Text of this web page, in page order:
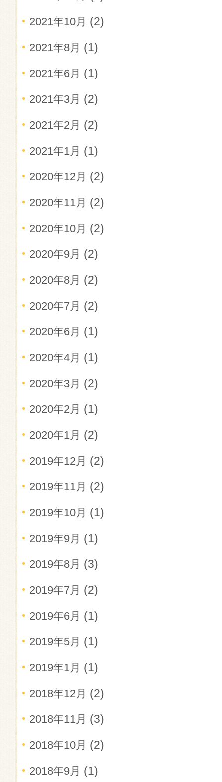
2021年10月 (2)
2021年8月 (1)
2021年6月 (1)
2021年3月 (2)
2021年2月 (2)
2021年1月 (1)
2020年12月 (2)
2020年11月 (2)
2020年10月 (2)
2020年9月 (2)
2020年8月 (2)
2020年7月 (2)
2020年6月 (1)
2020年4月 (1)
2020年3月 (2)
2020年2月 (1)
2020年1月 (2)
2019年12月 (2)
2019年11月 (2)
2019年10月 (1)
2019年9月 (1)
2019年8月 (3)
2019年7月 (2)
2019年6月 (1)
2019年5月 (1)
2019年1月 (1)
2018年12月 (2)
2018年11月 (3)
2018年10月 (2)
2018年9月 (1)